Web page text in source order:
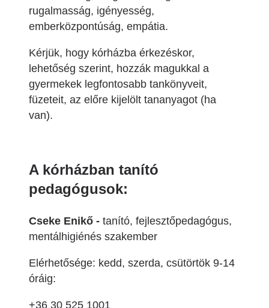
rugalmasság, igényesség,
emberközpontúság, empátia.
Kérjük, hogy kórházba érkezéskor,
lehetőség szerint, hozzák magukkal a
gyermekek legfontosabb tankönyveit,
füzeteit, az előre kijelölt tananyagot (ha
van).
A kórházban tanító
pedagógusok:
Cseke Enikő - tanító, fejlesztőpedagógus,
mentálhigiénés szakember
Elérhetősége: kedd, szerda, csütörtök 9-14
óráig:
+36 30 525 1001